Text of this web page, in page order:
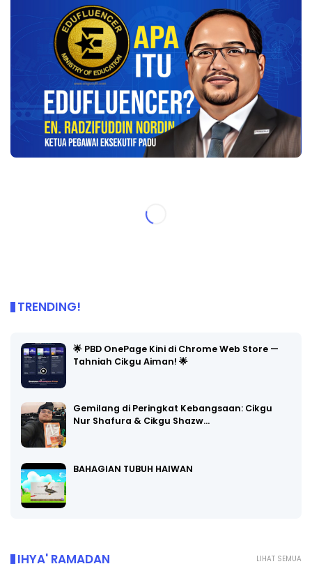
TRENDING!
🌟 PBD OnePage Kini di Chrome Web Store —
Tahniah Cikgu Aiman! 🌟
Gemilang di Peringkat Kebangsaan: Cikgu
Nur Shafura & Cikgu Shazw…
BAHAGIAN TUBUH HAIWAN
LIHAT SEMUA
IHYA' RAMADAN